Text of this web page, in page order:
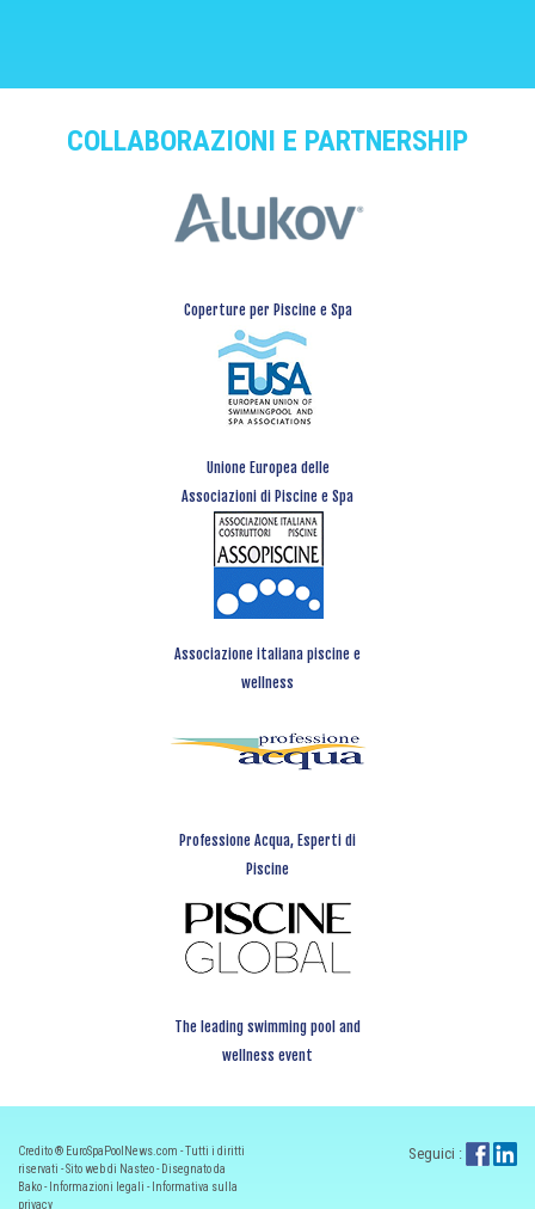
COLLABORAZIONI E PARTNERSHIP
Coperture per Piscine e Spa
Unione Europea delle
Associazioni di Piscine e Spa
Associazione italiana piscine e
wellness
Professione Acqua, Esperti di
Piscine
The leading swimming pool and
wellness event
Credito ® EuroSpaPoolNews.com - Tutti i diritti
riservati - Sito web di Nasteo - Disegnato da
Bako - Informazioni legali - Informativa sulla
privacy
Seguici :